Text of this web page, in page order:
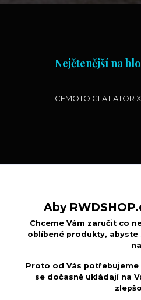
Nejčtenější na
CFMOTO GLATIATOR
Aby
Chceme Vám zaručit co
oblíbené produkty, abyste
Proto od Vás
se dočasně ukládají na